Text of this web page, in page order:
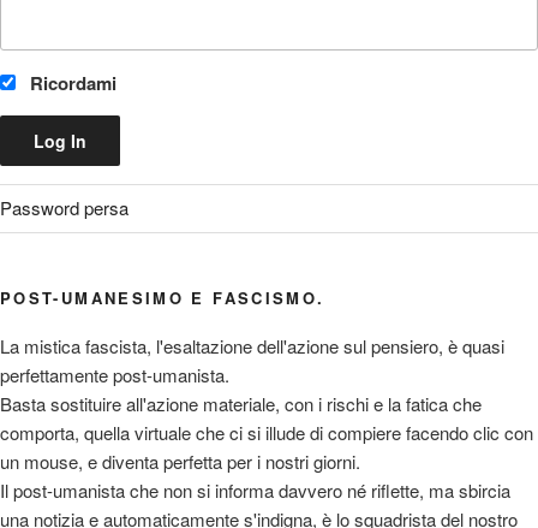
Ricordami
Password persa
POST-UMANESIMO E FASCISMO.
La mistica fascista, l'esaltazione dell'azione sul pensiero, è quasi
perfettamente post-umanista.
Basta sostituire all'azione materiale, con i rischi e la fatica che
comporta, quella virtuale che ci si illude di compiere facendo clic con
un mouse, e diventa perfetta per i nostri giorni.
Il post-umanista che non si informa davvero né riflette, ma sbircia
una notizia e automaticamente s'indigna, è lo squadrista del nostro